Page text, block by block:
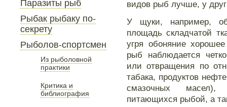
Паразиты рыб
Рыбак рыбаку по-
секрету
Рыболов-спортсмен
Из рыболовной
практики
Критика и
библиография
видов рыб лучше, у
У щуки, например,
площадь складчатой
угря обоняние
рыб наблюдается
или отвращения по
табака, продуктов
смазочных масел),
питающихся рыбой, а